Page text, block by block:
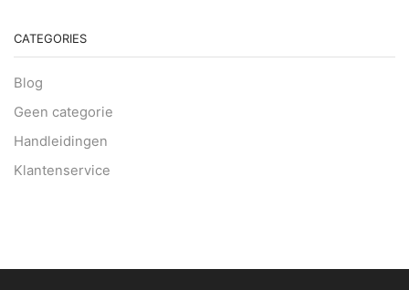
CATEGORIES
Blog
Geen categorie
Handleidingen
Klantenservice